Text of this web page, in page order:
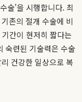
술'을 시행합니다. 최
존의 절개 수술에 비
간이 현저히 짧다는
숙련된 기술력은 수술
건강한 일상으로 복